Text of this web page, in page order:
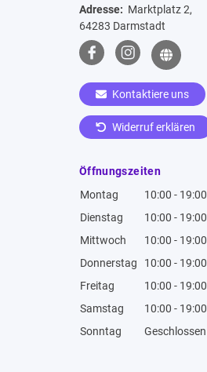
Adresse: Marktplatz 2,
64283 Darmstadt
Kontaktiere uns
Widerruf erklären
Öffnungszeiten
Montag
10:00 - 19:00
Dienstag
10:00 - 19:00
Mittwoch
10:00 - 19:00
Donnerstag
10:00 - 19:00
Freitag
10:00 - 19:00
Samstag
10:00 - 19:00
Sonntag
Geschlossen